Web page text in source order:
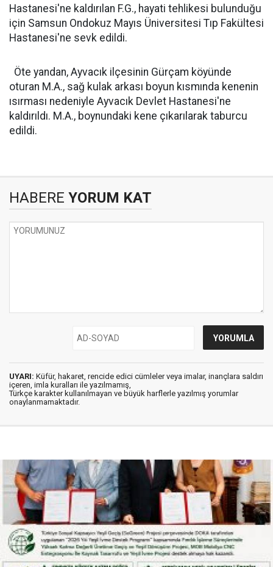
Hastanesi'ne kaldırılan F.G., hayati tehlikesi bulunduğu
için Samsun Ondokuz Mayıs Üniversitesi Tıp Fakültesi
Hastanesi'ne sevk edildi.
Öte yandan, Ayvacık ilçesinin Gürçam köyünde
oturan M.A., sağ kulak arkası boyun kısmında kenenin
ısırması nedeniyle Ayvacık Devlet Hastanesi'ne
kaldırıldı. M.A., boynundaki kene çıkarılarak taburcu
edildi.
HABERE YORUM KAT
UYARI: Küfür, hakaret, rencide edici cümleler veya imalar, inançlara saldırı
içeren, imla kuralları ile yazılmamış,
Türkçe karakter kullanılmayan ve büyük harflerle yazılmış yorumlar
onaylanmamaktadır.